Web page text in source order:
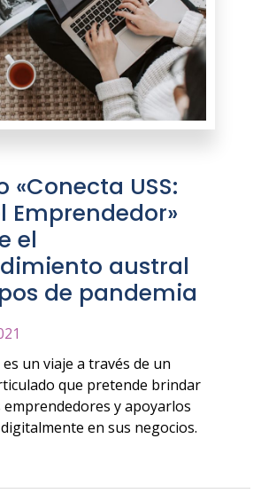
«Conecta USS:
Emprendedor»
el
austral
de pandemia
un viaje a través de un
que pretende brindar
emprendedores y apoyarlos
en sus negocios.